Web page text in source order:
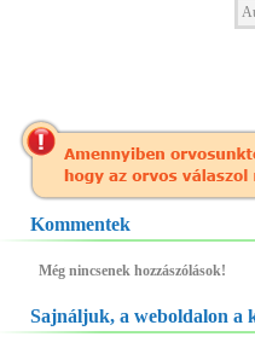
Kommentek
Még nincsenek hozzászólások!
Sajnáljuk, a weboldalon a